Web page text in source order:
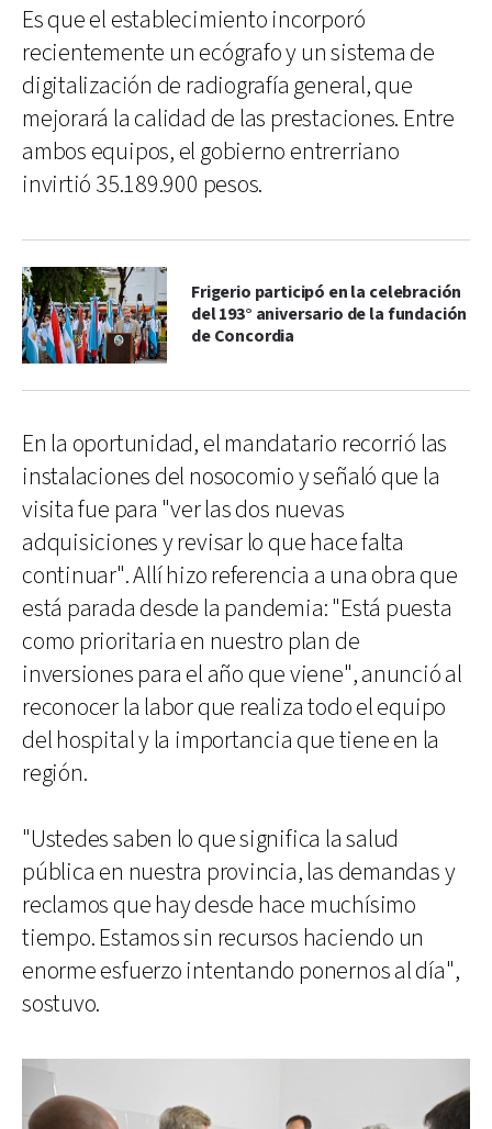
Es que el establecimiento incorporó
recientemente un ecógrafo y un sistema de
digitalización de radiografía general, que
mejorará la calidad de las prestaciones. Entre
ambos equipos, el gobierno entrerriano
invirtió 35.189.900 pesos.
Frigerio participó en la celebración
del 193° aniversario de la fundación
de Concordia
En la oportunidad, el mandatario recorrió las
instalaciones del nosocomio y señaló que la
visita fue para "ver las dos nuevas
adquisiciones y revisar lo que hace falta
continuar". Allí hizo referencia a una obra que
está parada desde la pandemia: "Está puesta
como prioritaria en nuestro plan de
inversiones para el año que viene", anunció al
reconocer la labor que realiza todo el equipo
del hospital y la importancia que tiene en la
región.
"Ustedes saben lo que significa la salud
pública en nuestra provincia, las demandas y
reclamos que hay desde hace muchísimo
tiempo. Estamos sin recursos haciendo un
enorme esfuerzo intentando ponernos al día",
sostuvo.